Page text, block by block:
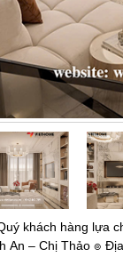
khách hàng lựa
An – Chị Thảo ๏